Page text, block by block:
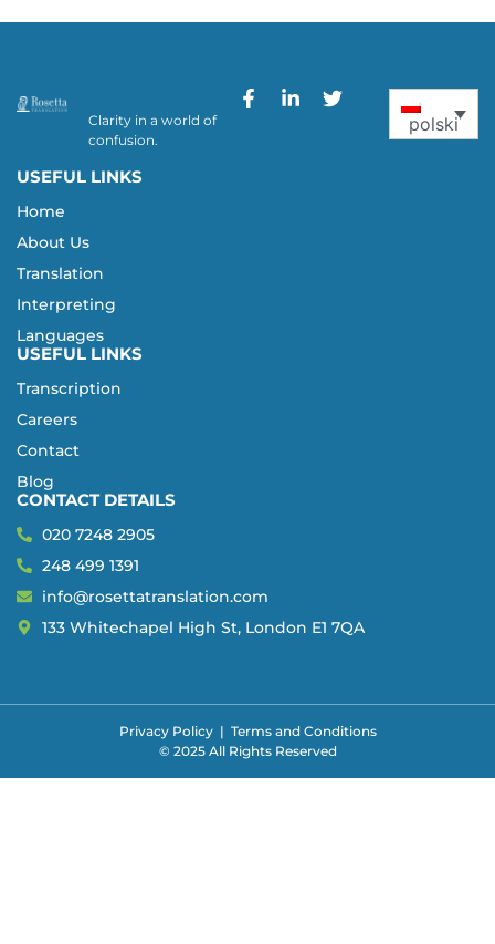
Clarity in a world of
confusion.
polski
USEFUL LINKS
Home
About Us
Translation
Interpreting
Languages
USEFUL LINKS
Transcription
Careers
Contact
Blog
CONTACT DETAILS
020 7248 2905
248 499 1391
info@rosettatranslation.com
133 Whitechapel High St, London E1 7QA
Privacy Policy| Terms and Conditions
© 2025 All Rights Reserved